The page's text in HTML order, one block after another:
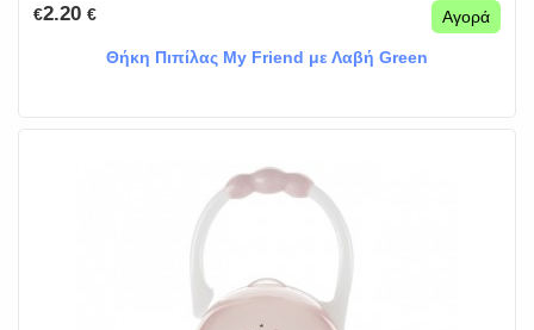
€2.20 € Αγορά
Θήκη Πιπίλας My Friend με Λαβή Green